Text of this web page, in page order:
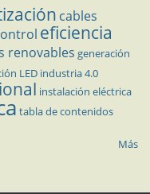
cables
eficiencia
renovables generación
LED industria 4.0
instalación eléctrica
tabla de contenidos
Más